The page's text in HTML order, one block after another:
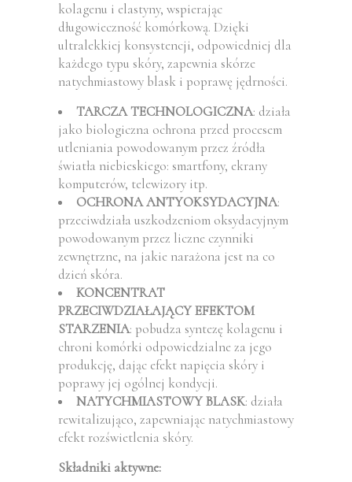
kolagenu i elastyny, wspierając
długowieczność komórkową. Dzięki
ultralekkiej konsystencji, odpowiedniej dla
każdego typu skóry, zapewnia skórze
natychmiastowy blask i poprawę jędrności.
TARCZA TECHNOLOGICZNA: działa
jako biologiczna ochrona przed procesem
utleniania powodowanym przez źródła
światła niebieskiego: smartfony, ekrany
komputerów, telewizory itp.
OCHRONA ANTYOKSYDACYJNA:
przeciwdziała uszkodzeniom oksydacyjnym
powodowanym przez liczne czynniki
zewnętrzne, na jakie narażona jest na co
dzień skóra.
KONCENTRAT
PRZECIWDZIAŁAJĄCY EFEKTOM
STARZENIA: pobudza syntezę kolagenu i
chroni komórki odpowiedzialne za jego
produkcję, dając efekt napięcia skóry i
poprawy jej ogólnej kondycji.
NATYCHMIASTOWY BLASK: działa
rewitalizująco, zapewniając natychmiastowy
efekt rozświetlenia skóry.
Składniki aktywne: